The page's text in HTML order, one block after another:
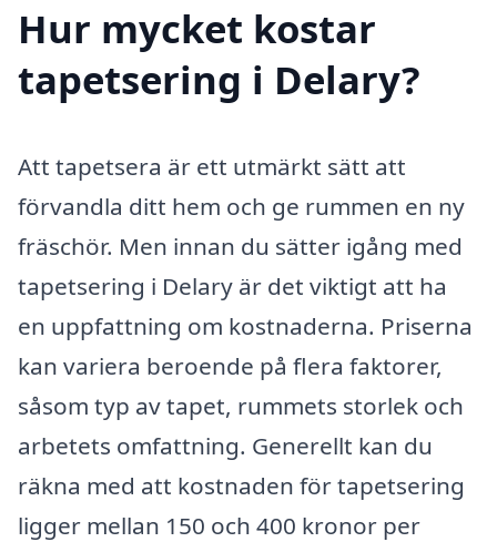
Hur mycket kostar
tapetsering i Delary?
Att tapetsera är ett utmärkt sätt att
förvandla ditt hem och ge rummen en ny
fräschör. Men innan du sätter igång med
tapetsering i Delary är det viktigt att ha
en uppfattning om kostnaderna. Priserna
kan variera beroende på flera faktorer,
såsom typ av tapet, rummets storlek och
arbetets omfattning. Generellt kan du
räkna med att kostnaden för tapetsering
ligger mellan 150 och 400 kronor per